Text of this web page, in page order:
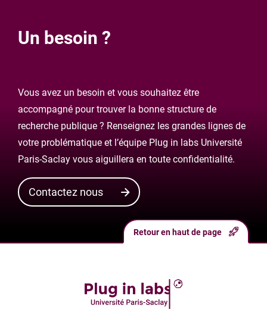
Un besoin ?
Vous avez un besoin et vous souhaitez être
accompagné pour trouver la bonne structure de
recherche publique ? Renseignez les grandes lignes de
votre problématique et l’équipe Plug in labs Université
Paris-Saclay vous aiguillera en toute confidentialité.
Contactez nous
Retour en haut de page